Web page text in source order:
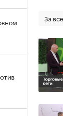
За